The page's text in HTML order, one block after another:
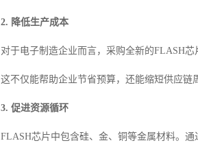
2. 降低生产成本
对于电子制造企业而言，采购全新的FLASH
这不仅能帮助企业节省预算，还能缩短供应链
3. 促进资源循环
FLASH芯片中包含硅、金、铜等金属材料。